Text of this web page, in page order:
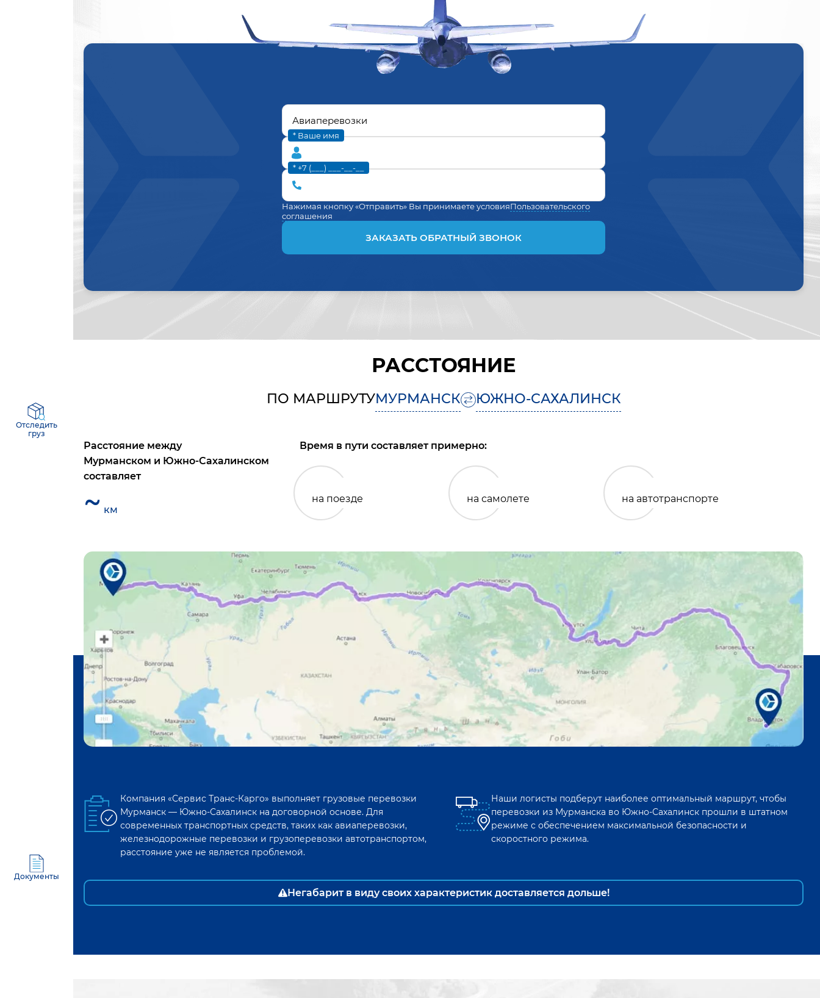
Отследить
груз
Документы
* Ваше имя
* +7 (___) ___-__-__
Нажимая кнопку «Отправить» Вы принимаете условияПользовательского
соглашения
ЗАКАЗАТЬ ОБРАТНЫЙ ЗВОНОК
РАССТОЯНИЕ
ПО МАРШРУТУМУРМАНСК ЮЖНО-САХАЛИНСК
Расстояние между
Мурманском и Южно-Сахалинском
составляет
~ км
Время в пути составляет примерно:
на поезде на самолете на автотранспорте
Компания «Сервис Транс-Карго» выполняет грузовые перевозки
Мурманск — Южно-Сахалинск на договорной основе. Для
современных транспортных средств, таких как авиаперевозки,
железнодорожные перевозки и грузоперевозки автотранспортом,
расстояние уже не является проблемой.
Наши логисты подберут наиболее оптимальный маршрут, чтобы
перевозки из Мурманска во Южно-Сахалинскпрошли в штатном
режиме с обеспечением максимальной безопасности и
скоростного режима.
Негабарит в виду своих характеристик доставляется дольше!